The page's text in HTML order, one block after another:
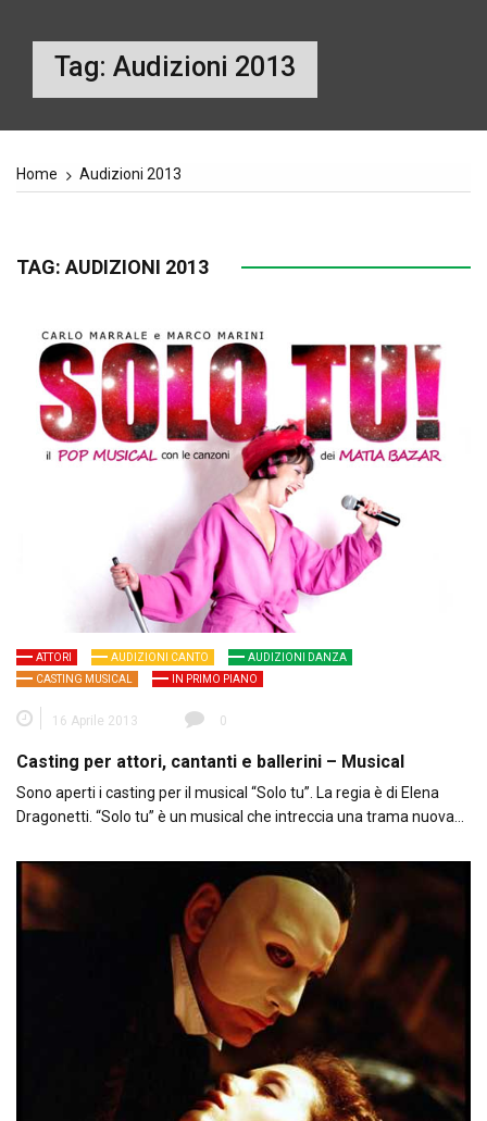
Tag: Audizioni 2013
Home Audizioni 2013
TAG: AUDIZIONI 2013
ATTORI AUDIZIONI CANTO
AUDIZIONI DANZA
CASTING MUSICAL
IN PRIMO PIANO
16 Aprile 2013 0
Casting per attori, cantanti e ballerini – Musical
Sono aperti i casting per il musical “Solo tu”. La regia è di Elena
Dragonetti. “Solo tu” è un musical che intreccia una trama nuova…